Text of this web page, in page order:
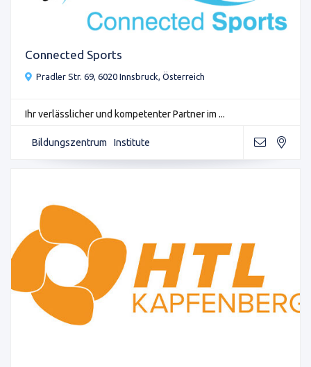
Connected Sports
Pradler Str. 69, 6020 Innsbruck, Österreich
Ihr verlässlicher und kompetenter Partner im ...
Bildungszentrum Institute